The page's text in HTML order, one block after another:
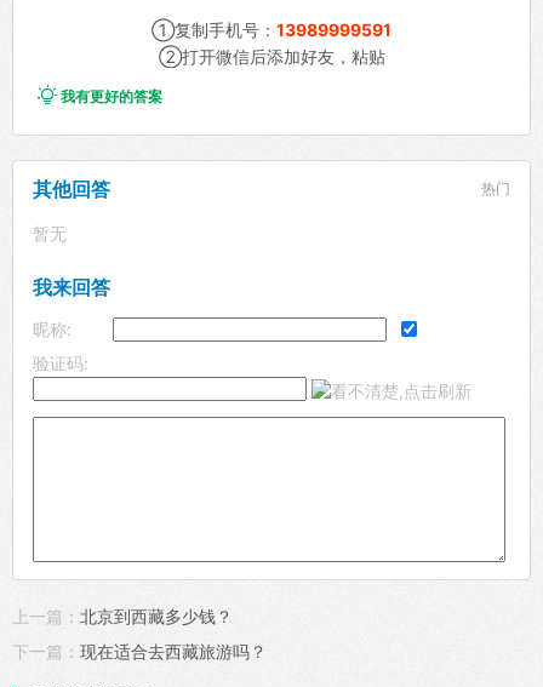
①复制手机号： 13989999591
②打开微信后添加好友，粘贴
我有更好的答案
其他回答 热门
暂无
我来回答
昵称:
验证码:
上一篇： 北京到西藏多少钱？
下一篇： 现在适合去西藏旅游吗？